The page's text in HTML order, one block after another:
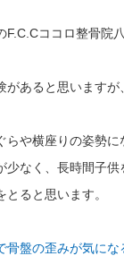
ココロ整骨院
があると思いますが
らや横座りの姿勢に
少なく、長時間子供
ると思います。
骨盤の歪みが気に